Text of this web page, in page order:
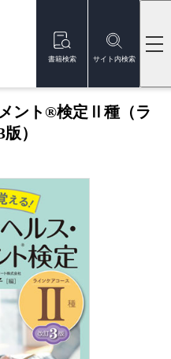
書籍検索 サイト内検索
ント®検定Ⅱ種（ラ
）